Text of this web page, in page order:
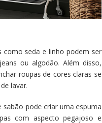
como seda e linho podem ser
ou algodão. Além disso,
roupas de cores claras se
lavar.
sabão pode criar uma espuma
com aspecto pegajoso e